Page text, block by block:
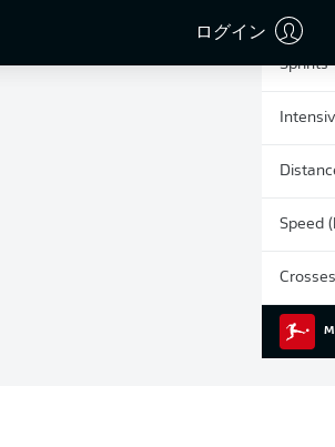
ログイン
Sprints
Speed
Crosses